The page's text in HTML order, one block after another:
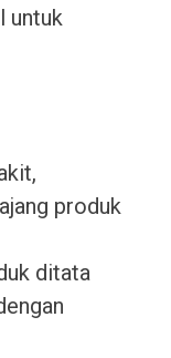
untuk
produk
ditata